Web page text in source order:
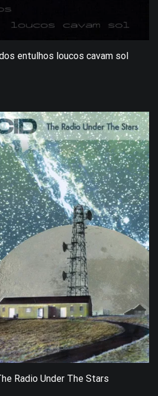
entulhos loucos cavam sol
Radio Under The Stars